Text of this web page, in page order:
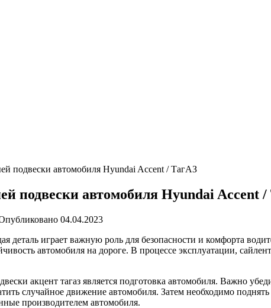
подвески автомобиля Hyundai Accent / ТагАЗ
подвески автомобиля Hyundai Accent
04.04.2023
играет важную роль для безопасности и комфорта
автомобиля на дороге. В процессе эксплуатации,
акцент тагаз является подготовка автомобиля. Важно
случайное движение автомобиля. Затем необходимо
производителем автомобиля.